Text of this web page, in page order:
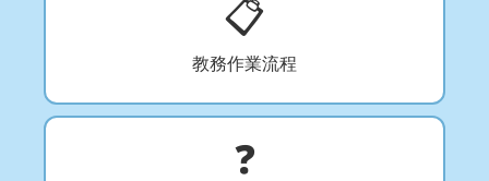
📋
教務作業流程
❓